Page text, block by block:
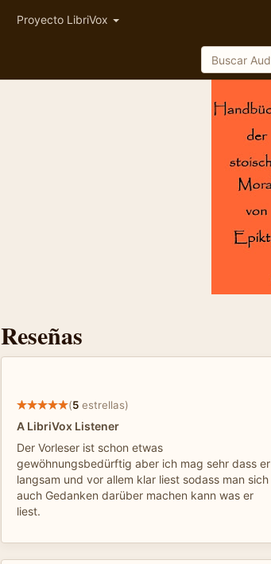
Proyecto LibriVox
Reseñas
(5 estrellas)
A LibriVox Listener
Der Vorleser ist schon etwas
gewöhnungsbedürftig aber ich mag sehr dass er
langsam und vor allem klar liest sodass man sich
auch Gedanken darüber machen kann was er
liest.